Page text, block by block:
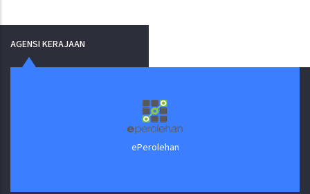
AGENSI KERAJAAN
ePerolehan